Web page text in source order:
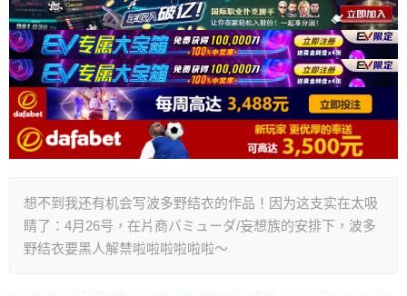
想不到我还有机会写波多野结衣的作品！因为这支实在太吸
睛了：4月26号，在片商バミューダ/妄想族的安排下，波多
野结衣要黑人解禁啦啦啦啦啦啦～